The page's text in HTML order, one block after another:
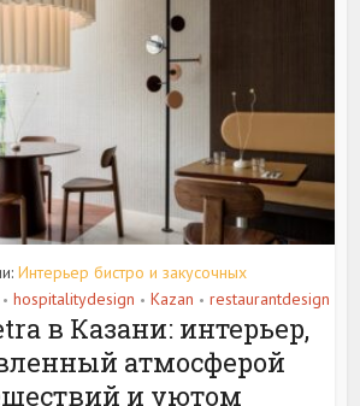
Интерьер бистро и закусочных
• hospitalitydesign • Kazan • restaurantdesign
в Казани: интерьер,
атмосферой
и уютом